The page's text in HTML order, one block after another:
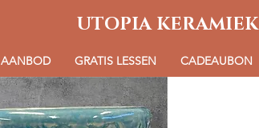
UTOPIA KERAMIEK
AANBOD GRATIS LESSEN CADEAUBON